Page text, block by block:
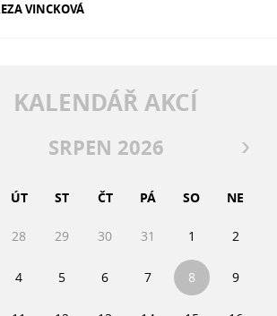
VINCKOVÁ
KALENDÁŘ AKCÍ
SRPEN 2026
ÚT ST ČT PÁ SO NE
28 29 30 31 1 2
4 5 6 7 8 9